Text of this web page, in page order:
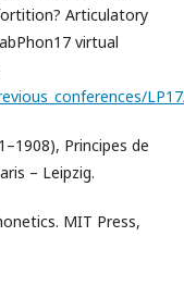
Articulatory
virtual
Principes de
– Leipzig.
MIT Press,